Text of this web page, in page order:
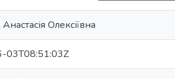
Олексіївна
03T08:51:03Z